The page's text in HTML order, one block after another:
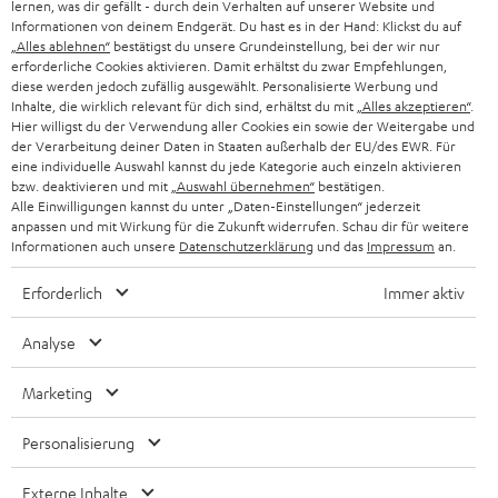
g
SMART HOME
BLUETOOTH-LAUTSPRECHER
KOPFHÖRER
BLUETOOTH-KOPFHÖRER
STEREOANLAGEN
GESCHÄFTSKUNDEN
PARTNERPROGRAMM
BLOG
NEWSLETTER
STORES
DEINE VORTEILE BEI TEUFEL
TEUFEL STORY
UNSER MANAGEMENT
NACHHALTIGKEIT
UNSERE WERTE
ÖSTERREICH
SCHWEIZ
NIEDERLANDE
BELGIEN
FRANKREICH
SPANIEN
ITALIEN
lernen, was dir gefällt - durch dein Verhalten auf unserer Website und
Informationen von deinem Endgerät. Du hast es in der Hand: Klickst du auf
„Alles ablehnen“ bestätigst du unsere Grundeinstellung, bei der wir nur
erforderliche Cookies aktivieren. Damit erhältst du zwar Empfehlungen,
diese werden jedoch zufällig ausgewählt. Personalisierte Werbung und
Inhalte, die wirklich relevant für dich sind, erhältst du mit „Alles akzeptieren“.
Hier willigst du der Verwendung aller Cookies ein sowie der Weitergabe und
der Verarbeitung deiner Daten in Staaten außerhalb der EU/des EWR. Für
eine individuelle Auswahl kannst du jede Kategorie auch einzeln aktivieren
bzw. deaktivieren und mit „Auswahl übernehmen“ bestätigen.
Alle Einwilligungen kannst du unter „Daten-Einstellungen“ jederzeit
anpassen und mit Wirkung für die Zukunft widerrufen. Schau dir für weitere
Informationen auch unsere Datenschutzerklärung und das Impressum an.
Erforderlich Immer aktiv
Analyse
Marketing
Personalisierung
Externe Inhalte